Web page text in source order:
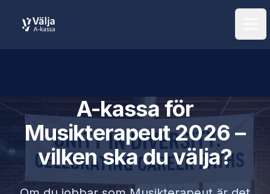
A-kassa för
Musikterapeut2026 –
vilken ska du välja?